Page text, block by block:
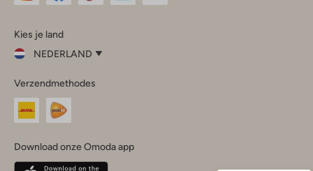
InstagramFacebook
Kies je land
NEDERLAND
je
land
Nederland
Belgique(Français)
Verzendmethodes
Download onze Omoda app